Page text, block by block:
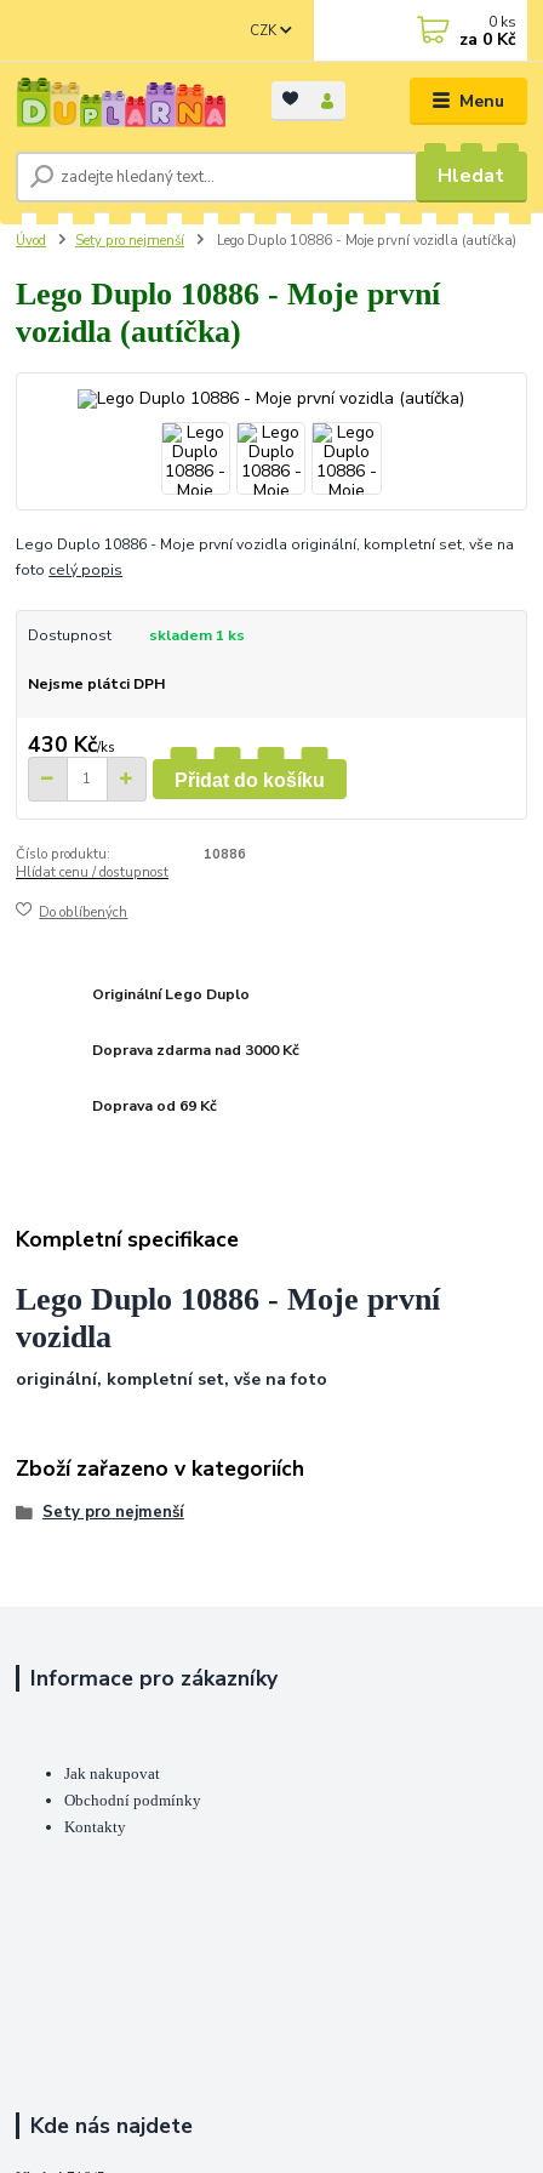
Menu
CZK
Hledat
0 ks
za 0 Kč
Úvod Sety pro nejmenší Lego Duplo 10886 - Moje první vozidla (autíčka)
Lego Duplo 10886 - Moje první
vozidla (autíčka)
Lego Duplo 10886 - Moje první vozidla originální, kompletní set, vše na
foto celý popis
Dostupnost skladem 1 ks
Nejsme plátci DPH
430 Kč/ks
Přidat do košíku
Číslo produktu:
10886
Hlídat cenu / dostupnost
Do oblíbených
Originální Lego Duplo
Doprava zdarma nad 3000 Kč
Doprava od 69 Kč
Kompletní specifikace
Lego Duplo 10886 - Moje první
vozidla
originální, kompletní set, vše na foto
Zboží zařazeno v kategoriích
Sety pro nejmenší
Informace pro zákazníky
Jak nakupovat
Obchodní podmínky
Kontakty
Kde nás najdete